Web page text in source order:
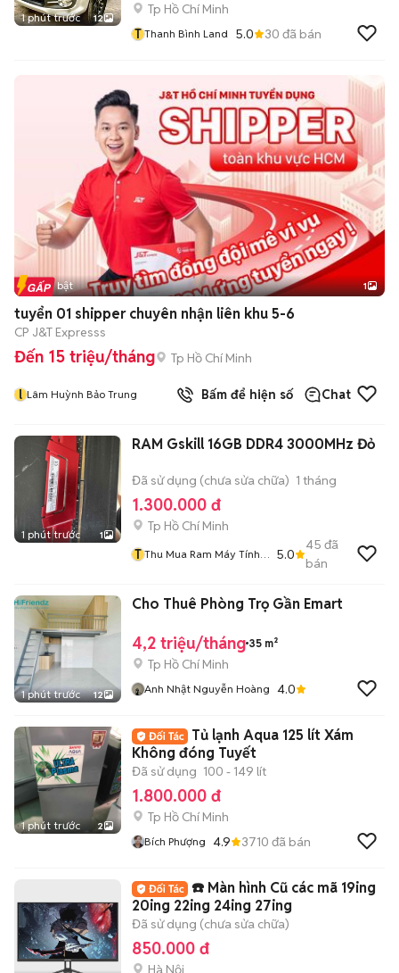
1 phút trước 12
Tp Hồ Chí Minh
T Thanh Bình Land 5.0 30 đã bán
Tin nổi bật 1
tuyển 01 shipper chuyên nhận liên khu 5-6
CP J&T Expresss
Đến 15 triệu/tháng Tp Hồ Chí Minh
l Lâm Huỳnh Bảo Trung Bấm để hiện số Chat
1 phút trước 1
RAM Gskill 16GB DDR4 3000MHz Đỏ
Đã sử dụng (chưa sửa chữa) 1 tháng
1.300.000 đ
Tp Hồ Chí Minh
T Thu Mua Ram Máy Tính
5.0
45 đã
bán
1 phút trước 12
Cho Thuê Phòng Trọ Gần Emart
4,2 triệu/tháng 35 m²
Tp Hồ Chí Minh
Anh Nhật Nguyễn Hoàng 4.0
1 phút trước 2
Tủ lạnh Aqua 125 lít Xám
Không đóng Tuyết
Đã sử dụng 100 - 149 lít
1.800.000 đ
Tp Hồ Chí Minh
Bích Phượng 4.9 3710 đã bán
☎️ Màn hình Cũ các mã 19ing
20ing 22ing 24ing 27ing
Đã sử dụng (chưa sửa chữa)
850.000 đ
Hà Nội